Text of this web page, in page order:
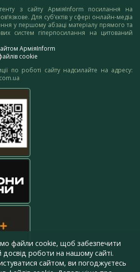
з сайту АрміяInform посилання на
Для суб’єктів у сфері онлайн-медіа
у першому абзаці матеріалу прямого та
систем гіперпосилання на цитований
АрміяInform
cookie
по роботі сайту надсилайте на адресу:
файли cookie, щоб забезпечити
роботи на нашому сайті.
сайтом, ви погоджуєтесь